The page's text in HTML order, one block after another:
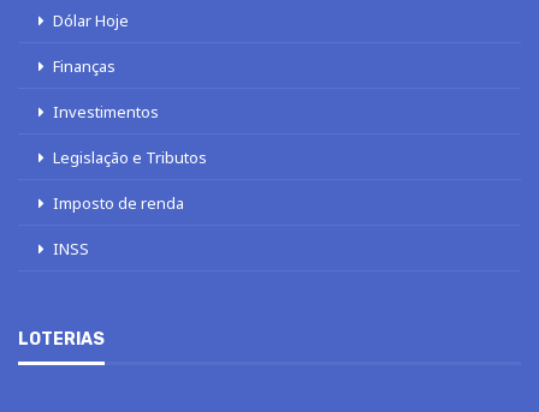
Dólar Hoje
Finanças
Investimentos
Legislação e Tributos
Imposto de renda
INSS
LOTERIAS